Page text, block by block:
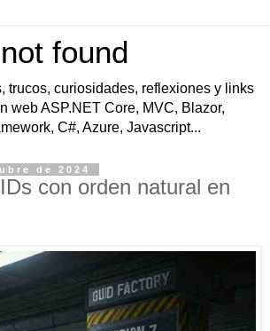
found
trucos, curiosidades, reflexiones y links
web ASP.NET Core, MVC, Blazor,
C#, Azure, Javascript...
de 2024
con orden natural en